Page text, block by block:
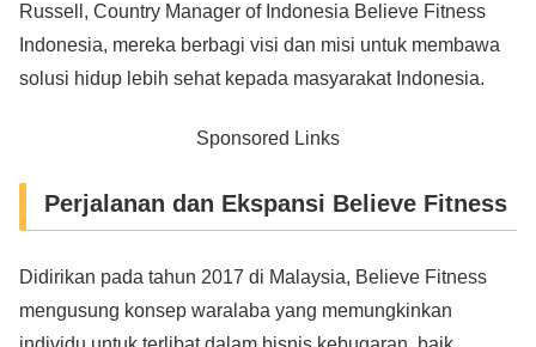
Russell, Country Manager of Indonesia Believe Fitness
Indonesia, mereka berbagi visi dan misi untuk membawa
solusi hidup lebih sehat kepada masyarakat Indonesia.
Sponsored Links
Perjalanan dan Ekspansi Believe Fitness
Didirikan pada tahun 2017 di Malaysia, Believe Fitness
mengusung konsep waralaba yang memungkinkan